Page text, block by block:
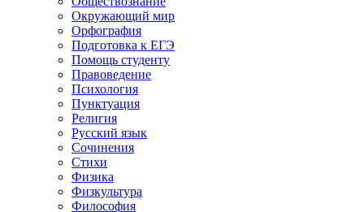
Окружающий мир
Орфография
Подготовка к ЕГЭ
Помощь студенту
Правоведение
Психология
Пунктуация
Религия
Русский язык
Сочинения
Стихи
Физика
Физкультура
Философия